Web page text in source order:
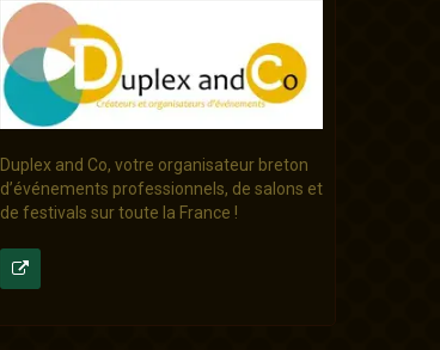
Duplex and Co, votre organisateur breton
d’événements professionnels, de salons et
de festivals sur toute la France !